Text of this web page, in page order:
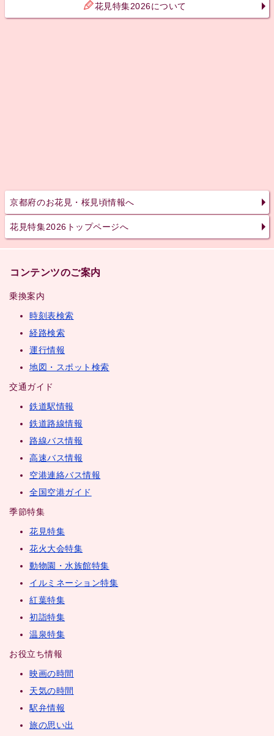
花見特集2026について
京都府のお花見・桜見頃情報へ
花見特集2026トップページへ
コンテンツのご案内
乗換案内
時刻表検索
経路検索
運行情報
地図・スポット検索
交通ガイド
鉄道駅情報
鉄道路線情報
路線バス情報
高速バス情報
空港連絡バス情報
全国空港ガイド
季節特集
花見特集
花火大会特集
動物園・水族館特集
イルミネーション特集
紅葉特集
初詣特集
温泉特集
お役立ち情報
映画の時間
天気の時間
駅弁情報
旅の思い出